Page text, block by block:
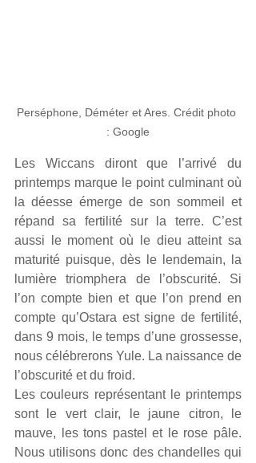
Perséphone, Déméter et Ares. Crédit photo
: Google
Les Wiccans diront que l’arrivé du
printemps marque le point culminant où
la déesse émerge de son sommeil et
répand sa fertilité sur la terre. C’est
aussi le moment où le dieu atteint sa
maturité puisque, dès le lendemain, la
lumière triomphera de l’obscurité. Si
l’on compte bien et que l’on prend en
compte qu’Ostara est signe de fertilité,
dans 9 mois, le temps d’une grossesse,
nous célébrerons Yule. La naissance de
l’obscurité et du froid.
Les couleurs représentant le printemps
sont le vert clair, le jaune citron, le
mauve, les tons pastel et le rose pâle.
Nous utilisons donc des chandelles qui